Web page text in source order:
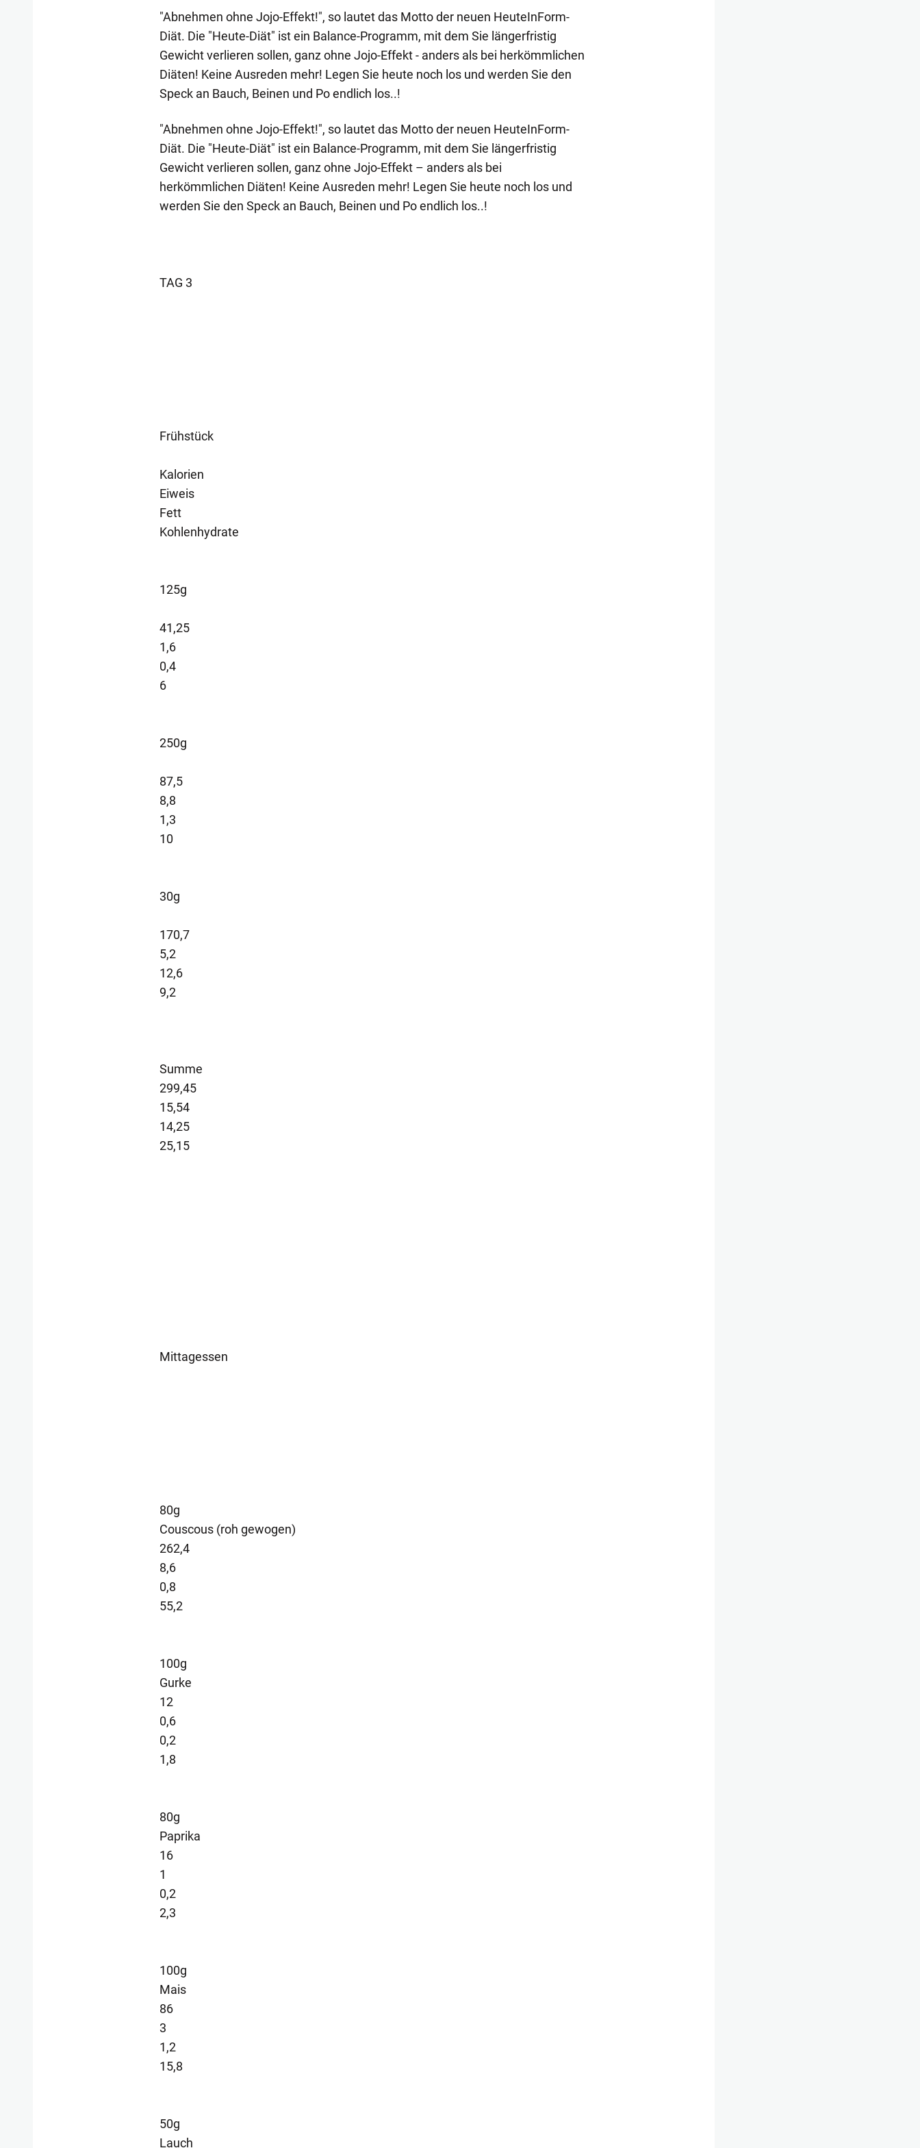
"Abnehmen ohne Jojo-Effekt!", so lautet das Motto der neuen HeuteInForm-
Diät. Die "Heute-Diät" ist ein Balance-Programm, mit dem Sie längerfristig
Gewicht verlieren sollen, ganz ohne Jojo-Effekt - anders als bei herkömmlichen
Diäten! Keine Ausreden mehr! Legen Sie heute noch los und werden Sie den
Speck an Bauch, Beinen und Po endlich los..!
"Abnehmen ohne Jojo-Effekt!", so lautet das Motto der neuen HeuteInForm-
Diät. Die "Heute-Diät" ist ein Balance-Programm, mit dem Sie längerfristig
Gewicht verlieren sollen, ganz ohne Jojo-Effekt – anders als bei
herkömmlichen Diäten! Keine Ausreden mehr! Legen Sie heute noch los und
werden Sie den Speck an Bauch, Beinen und Po endlich los..!
TAG 3
Frühstück
Kalorien
Eiweis
Fett
Kohlenhydrate
125g
41,25
1,6
0,4
6
250g
87,5
8,8
1,3
10
30g
170,7
5,2
12,6
9,2
Summe
299,45
15,54
14,25
25,15
Mittagessen
80g
Couscous (roh gewogen)
262,4
8,6
0,8
55,2
100g
Gurke
12
0,6
0,2
1,8
80g
Paprika
16
1
0,2
2,3
100g
Mais
86
3
1,2
15,8
50g
Lauch